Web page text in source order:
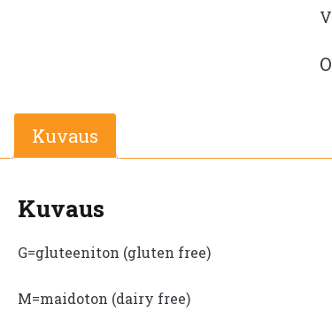
Kuvaus
Kuvaus
G=gluteeniton (gluten free)
M=maidoton (dairy free)